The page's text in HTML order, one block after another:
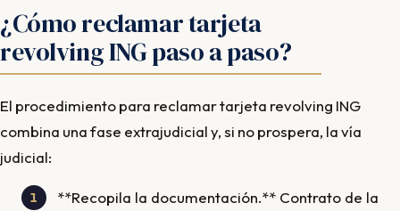
¿Cómo reclamar tarjeta
revolving ING paso a paso?
El procedimiento para reclamar tarjeta revolving ING
combina una fase extrajudicial y, si no prospera, la vía
judicial:
**Recopila la documentación.** Contrato de la